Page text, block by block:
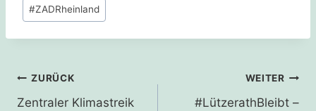
#ZADRheinland
Beitragsnavigation
ZURÜCK
Zentraler Klimastreik
WEITER
#LützerathBleibt –